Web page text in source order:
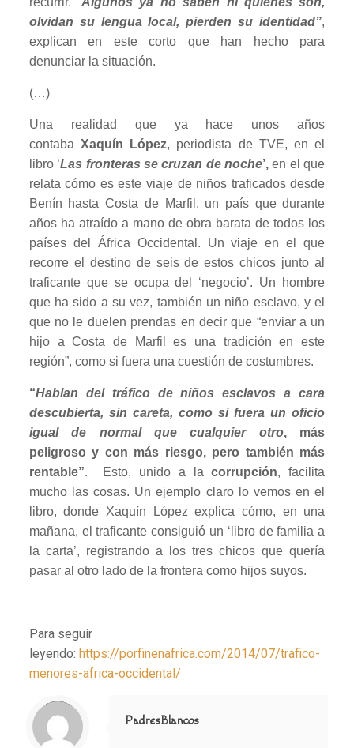
olvidan su lengua local, pierden su identidad”,
explican en este corto que han hecho para
denunciar la situación.
(…)
Una realidad que ya hace unos años
contabaXaquín López, periodista de TVE, en el
libro ‘Las fronteras se cruzan de noche’, en el que
relata cómo es este viaje de niños traficados desde
Benín hasta Costa de Marfil, un país que durante
años ha atraído a mano de obra barata de todos los
países del África Occidental. Un viaje en el que
recorre el destino de seis de estos chicos junto al
traficante que se ocupa del ‘negocio’. Un hombre
que ha sido a su vez, también un niño esclavo, y el
que no le duelen prendas en decir que “enviar a un
hijo a Costa de Marfil es una tradición en este
región”, como si fuera una cuestión de costumbres.
“Hablan del tráfico de niños esclavos a cara
descubierta, sin careta, como si fuera un oficio
igual de normal que cualquier otro, más
peligroso y con más riesgo, pero también más
rentable”. Esto, unido a lacorrupción, facilita
mucho las cosas. Un ejemplo claro lo vemos en el
libro, donde Xaquín López explica cómo, en una
mañana, el traficante consiguió un ‘libro de familia a
la carta’, registrando a los tres chicos que quería
pasar al otro lado de la frontera como hijos suyos.
Para seguir
leyendo: https://porfinenafrica.com/2014/07/trafico-
menores-africa-occidental/
Notice
: Trying to access array offset on value of type null in
/home/misioner/public_html/padresblancos/themes/betheme/includes/content-single.php
on line
286
PadresBlancos